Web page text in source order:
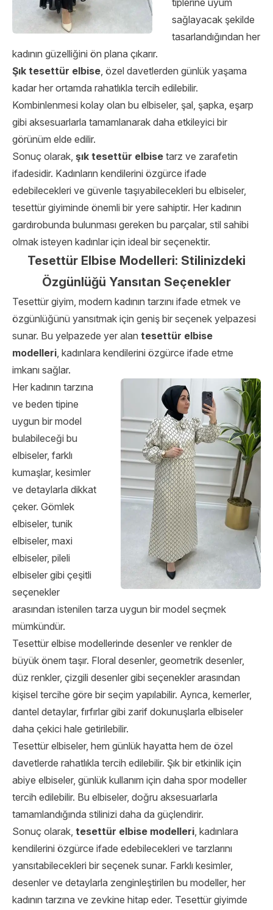
tiplerine uyum
sağlayacak şekilde
tasarlandığından her
kadının güzelliğini ön plana çıkarır.
Şık tesettür elbise, özel davetlerden günlük yaşama
kadar her ortamda rahatlıkla tercih edilebilir.
Kombinlenmesi kolay olan bu elbiseler, şal, şapka, eşarp
gibi aksesuarlarla tamamlanarak daha etkileyici bir
görünüm elde edilir.
Sonuç olarak, şık tesettür elbise tarz ve zarafetin
ifadesidir. Kadınların kendilerini özgürce ifade
edebilecekleri ve güvenle taşıyabilecekleri bu elbiseler,
tesettür giyiminde önemli bir yere sahiptir. Her kadının
gardırobunda bulunması gereken bu parçalar, stil sahibi
olmak isteyen kadınlar için ideal bir seçenektir.
Tesettür Elbise Modelleri: Stilinizdeki
Özgünlüğü Yansıtan Seçenekler
Tesettür giyim, modern kadının tarzını ifade etmek ve
özgünlüğünü yansıtmak için geniş bir seçenek yelpazesi
sunar. Bu yelpazede yer alan tesettür elbise
modelleri, kadınlara kendilerini özgürce ifade etme
imkanı sağlar.
Her kadının tarzına
ve beden tipine
uygun bir model
bulabileceği bu
elbiseler, farklı
kumaşlar, kesimler
ve detaylarla dikkat
çeker. Gömlek
elbiseler, tunik
elbiseler, maxi
elbiseler, pileli
elbiseler gibi çeşitli
seçenekler
arasından istenilen tarza uygun bir model seçmek
mümkündür.
Tesettür elbise modellerinde desenler ve renkler de
büyük önem taşır. Floral desenler, geometrik desenler,
düz renkler, çizgili desenler gibi seçenekler arasından
kişisel tercihe göre bir seçim yapılabilir. Ayrıca, kemerler,
dantel detaylar, fırfırlar gibi zarif dokunuşlarla elbiseler
daha çekici hale getirilebilir.
Tesettür elbiseler, hem günlük hayatta hem de özel
davetlerde rahatlıkla tercih edilebilir. Şık bir etkinlik için
abiye elbiseler, günlük kullanım için daha spor modeller
tercih edilebilir. Bu elbiseler, doğru aksesuarlarla
tamamlandığında stilinizi daha da güçlendirir.
Sonuç olarak, tesettür elbise modelleri, kadınlara
kendilerini özgürce ifade edebilecekleri ve tarzlarını
yansıtabilecekleri bir seçenek sunar. Farklı kesimler,
desenler ve detaylarla zenginleştirilen bu modeller, her
kadının tarzına ve zevkine hitap eder. Tesettür giyimde